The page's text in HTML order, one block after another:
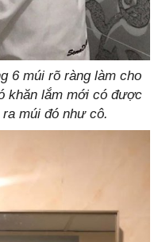
6 múi rõ ràng làm cho
khăn lắm mới có được
múi đó như cô.